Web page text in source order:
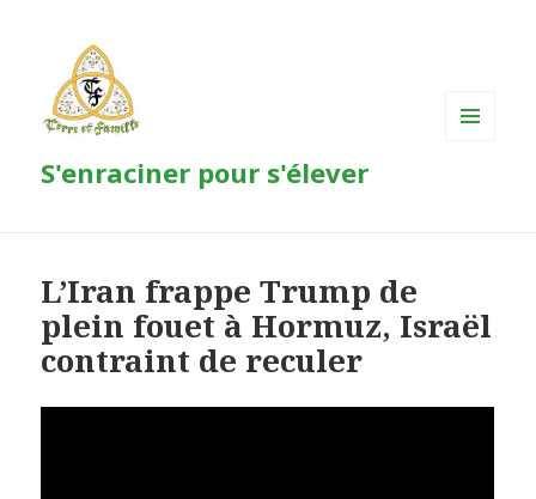
S'enraciner pour s'élever
L’Iran frappe Trump de
plein fouet à Hormuz, Israël
contraint de reculer